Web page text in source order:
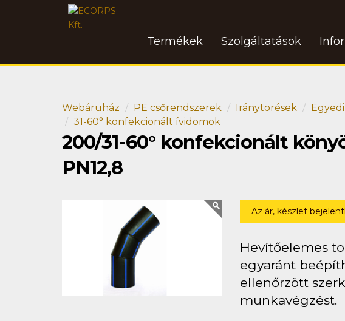
Termékek Szolgáltatások
Webáruház PE csőrendszerek Iránytörések
31-60° konfekcionált ívidomok
200/31-60° konfekcionált
PN12,8
Az ár, készlet
Hevítőelemes
egyaránt
ellenőrzött
munkavégzést.